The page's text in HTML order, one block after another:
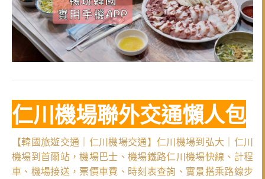
仁川機場聯外交通懶人包
【韓國旅遊交通｜仁川機場交通】仁川機場到弘大｜仁川
機場到首爾站，機場巴士、機場鐵路仁川機場快線、計程
車、機場接送，票價車費、時刻表查詢、實景搭乘路線步